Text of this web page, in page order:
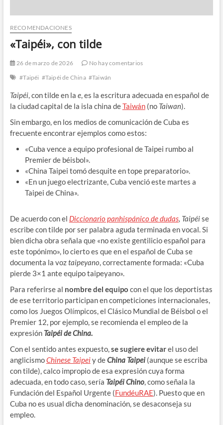
RECOMENDACIONES
«Taipéi», con tilde
26 de marzo de 2026
No hay comentarios
#Taipéi #Taipéi de China #Taiwán
Taipéi, con tilde en la e, es la escritura adecuada en español de
la ciudad capital de la isla china deTaiwán(no Taiwan).
Sin embargo, en los medios de comunicación de Cuba es
frecuente encontrar ejemplos como estos:
«Cuba vence a equipo profesional de Taipei rumbo al
Premier de béisbol».
«China Taipei tomó desquite en tope preparatorio».
«En un juego electrizante, Cuba venció este martes a
Taipei de China».
De acuerdo con el Diccionario panhispánico de dudas, Taipéise
escribe con tilde por ser palabra aguda terminada en vocal. Si
bien dicha obra señala que «no existe gentilicio español para
este topónimo», lo cierto es que en el español de Cuba se
documenta la voztaipeyano , correctamente formada: «Cuba
pierde 3×1 ante equipo taipeyano».
Para referirse al nombre del equipo con el que los deportistas
de ese territorio participan en competiciones internacionales,
como los Juegos Olímpicos, el Clásico Mundial de Béisbol o el
Premier 12, por ejemplo, se recomienda el empleo de la
expresión Taipéi de China.
Con el sentido antes expuesto, se sugiere evitarel uso del
anglicismoChinese Taipeiy deChina Taipei (aunque se escriba
con tilde), calco impropio de esa expresión cuya forma
adecuada, en todo caso, sería Taipéi Chino, como señala la
Fundación del Español Urgente (FundéuRAE). Puesto que en
Cuba no es usual dicha denominación, se desaconseja su
empleo.